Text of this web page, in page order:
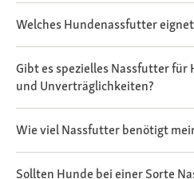
Welches Hundenassfutter
Gibt es spezielles Nassfutter für
und Unverträglichkeiten?
Wie viel Nassfutter benötigt
Sollten Hunde bei einer Sorte